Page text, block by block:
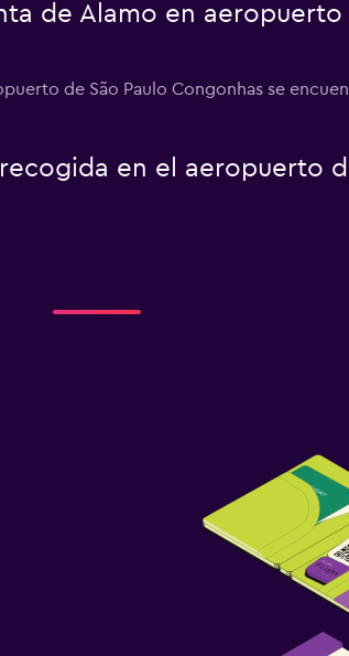
de Alamo en aeropuerto
de São Paulo Congonhas se
en el aeropuerto